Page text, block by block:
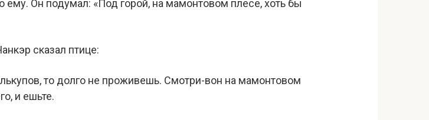
ему. Он подумал: «Под горой, на мамонтовом плесе, хоть бы
сказал птице:
то долго не проживешь. Смотри-вон на мамонтовом
и ешьте.